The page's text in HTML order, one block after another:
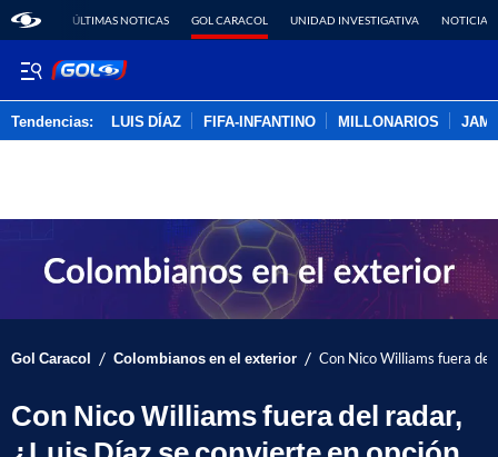
ÚLTIMAS NOTICAS GOL CARACOL UNIDAD INVESTIGATIVA NOTICIAS
Tendencias: LUIS DÍAZ FIFA-INFANTINO MILLONARIOS
Gol Caracol / Colombianos en el exterior / Con Nico Williams fuera del
Con Nico Williams fuera del radar,